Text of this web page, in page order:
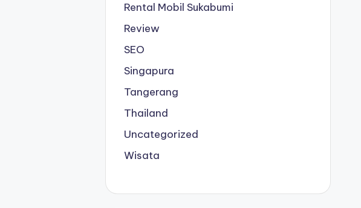
Rental Mobil Sukabumi
Review
SEO
Singapura
Tangerang
Thailand
Uncategorized
Wisata